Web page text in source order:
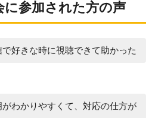
参加された方の声
で好きな時に視聴できて助かった
がわかりやすくて、対応の仕方が